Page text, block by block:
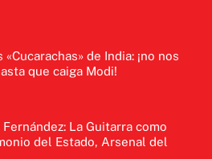
de India: ¡no nos
que caiga Modi!
Fernández: La Guitarra como
del Estado, Arsenal del